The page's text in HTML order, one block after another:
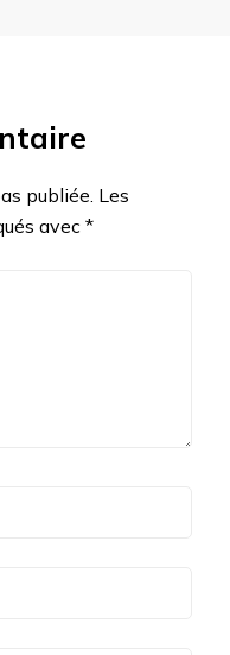
publiée. Les
avec *